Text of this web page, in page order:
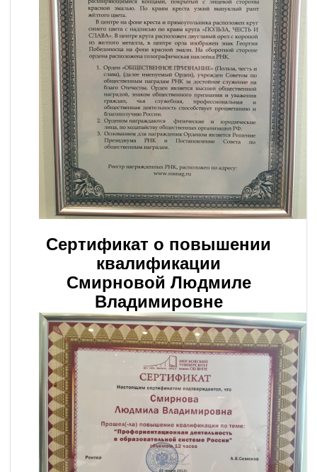
Сертификат о повышении
квалификации
Смирновой Людмиле
Владимировне